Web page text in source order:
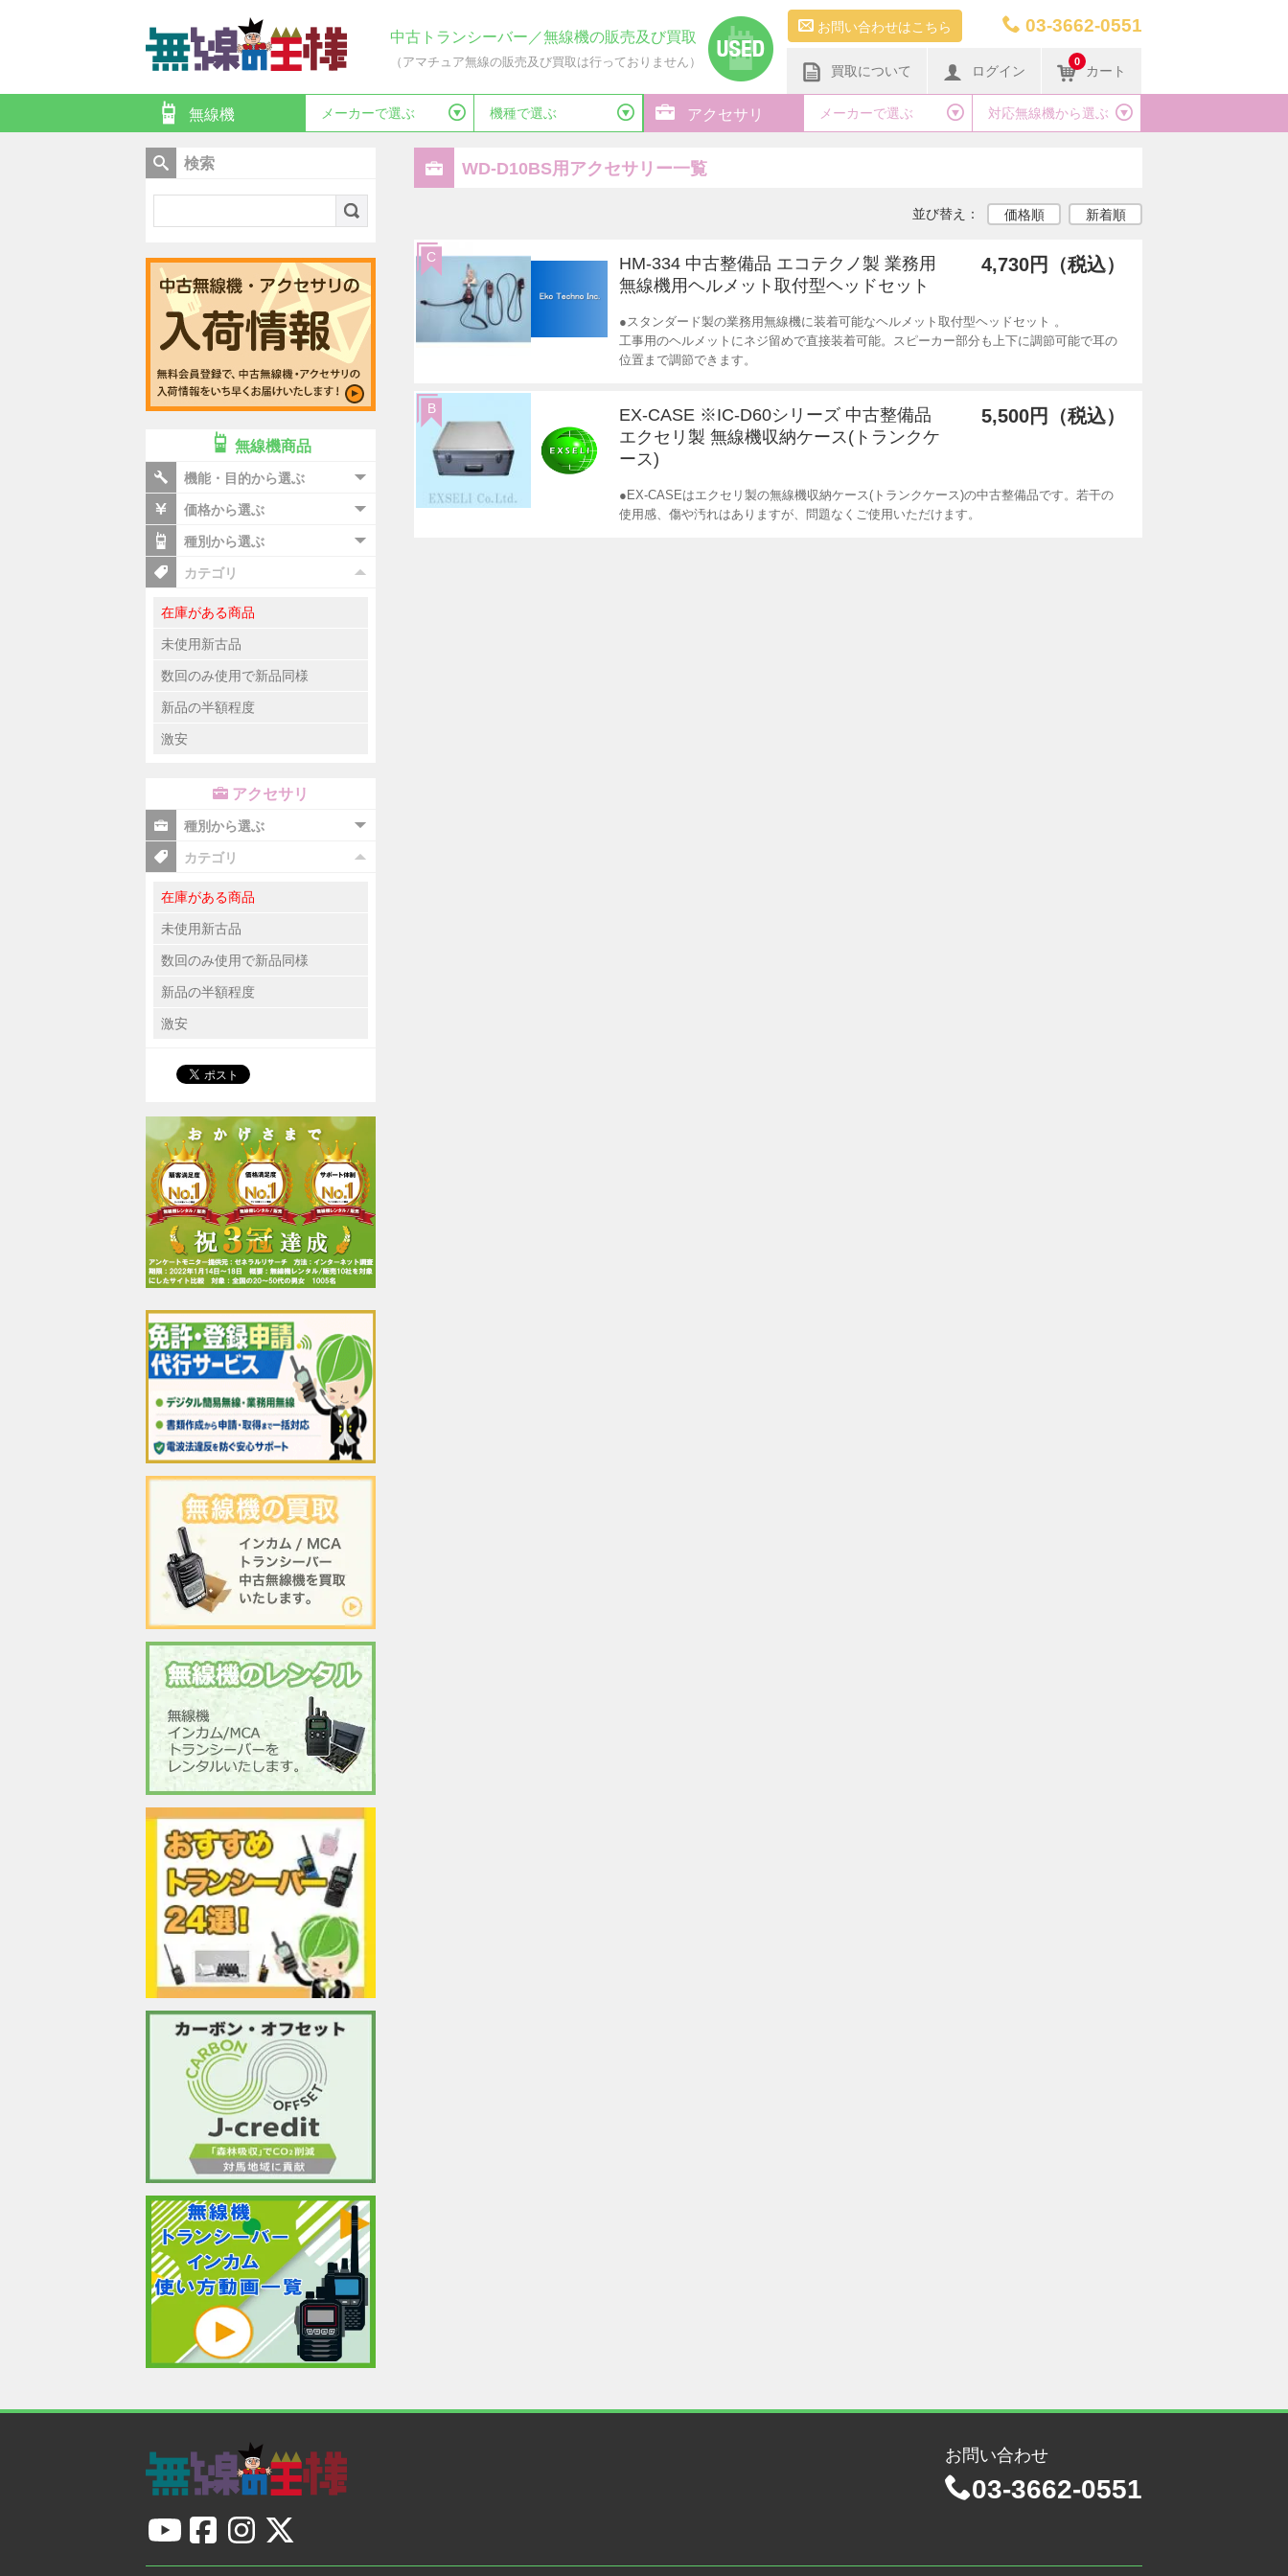
中古トランシーバー／無線機の販売及び買取
（アマチュア無線の販売及び買取は行っておりません）
お問い合わせはこちら 03-3662-0551
買取について ログイン
0
カート
無線機 メーカーで選ぶ 機種で選ぶ アクセサリ メーカーで選ぶ 対応無線機から選ぶ
WD-D10BS用アクセサリー一覧
並び替え： 価格順 新着順
HM-334 中古整備品 エコテクノ製 業務用
無線機用ヘルメット取付型ヘッドセット
4,730円（税込）
●スタンダード製の業務用無線機に装着可能なヘルメット取付型ヘッドセット 。
工事用のヘルメットにネジ留めで直接装着可能。スピーカー部分も上下に調節可能で耳の
位置まで調節できます。
C
EX-CASE ※IC-D60シリーズ 中古整備品
エクセリ製 無線機収納ケース(トランクケ
ース)
5,500円（税込）
●EX-CASEはエクセリ製の無線機収納ケース(トランクケース)の中古整備品です。若干の
使用感、傷や汚れはありますが、問題なくご使用いただけます。
B
検索
無線機商品
機能・目的から選ぶ
価格から選ぶ
種別から選ぶ
カテゴリ
在庫がある商品
未使用新古品
数回のみ使用で新品同様
新品の半額程度
激安
アクセサリ
種別から選ぶ
カテゴリ
在庫がある商品
未使用新古品
数回のみ使用で新品同様
新品の半額程度
激安
お問い合わせ
03-3662-0551